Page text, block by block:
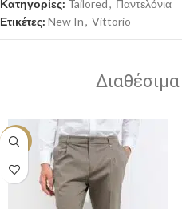
Κατηγορίες: Tailored, Παντελόνια
Ετικέτες: New In, Vittorio
-20%